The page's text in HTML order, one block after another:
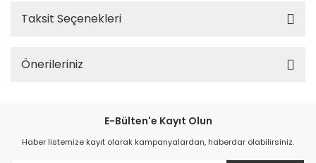
Taksit Seçenekleri
Önerileriniz
E-Bülten'e Kayıt Olun
Haber listemize kayıt olarak kampanyalardan, haberdar olabilirsiniz.